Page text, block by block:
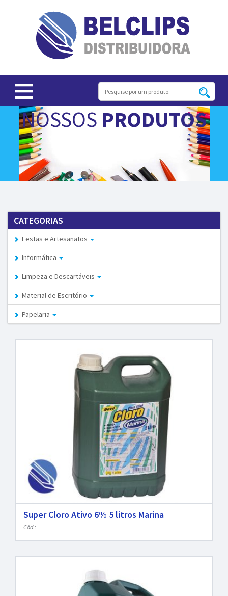
NOSSOS PRODUTOS
CATEGORIAS
Festas e Artesanatos
Informática
Limpeza e Descartáveis
Material de Escritório
Papelaria
Super Cloro Ativo 6% 5 litros Marina
Cód.: